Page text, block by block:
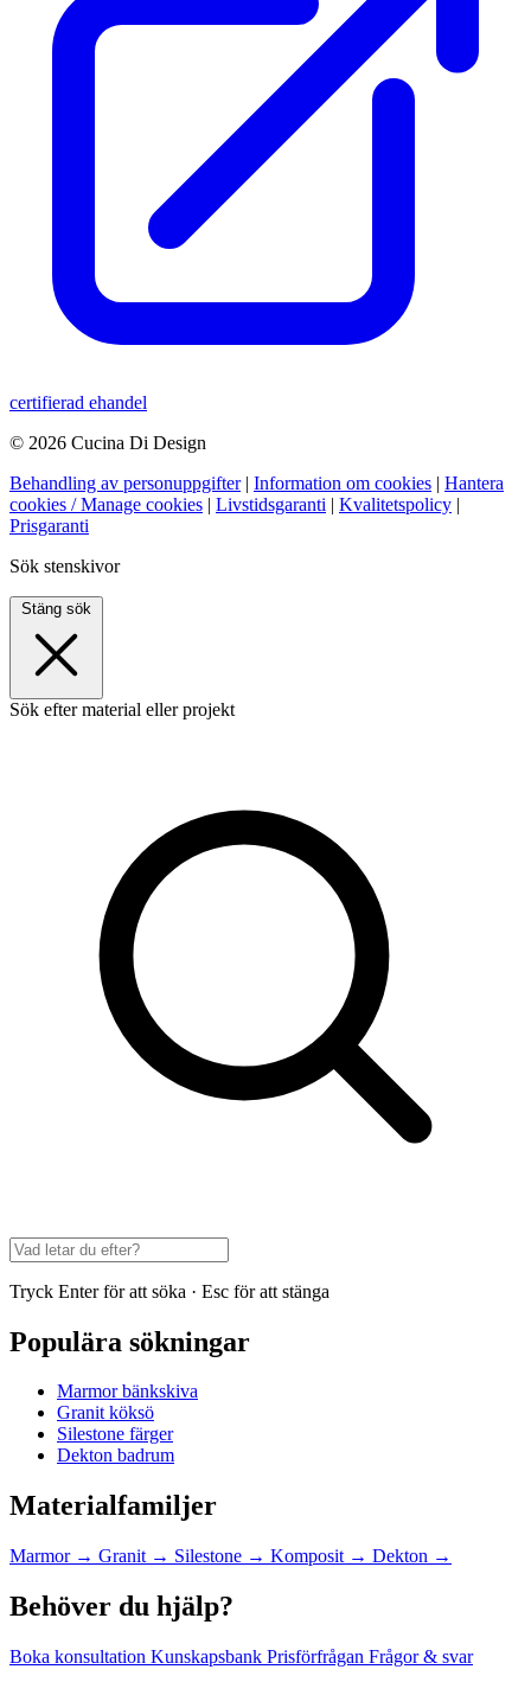
certifierad ehandel
© 2026 Cucina Di Design
Behandling av personuppgifter | Information om cookies | Hantera
cookies / Manage cookies | Livstidsgaranti | Kvalitetspolicy |
Prisgaranti
Sök stenskivor
Stäng sök
Sök efter material eller projekt
Tryck Enter för att söka · Esc för att stänga
Populära sökningar
Marmor bänkskiva
Granit köksö
Silestone färger
Dekton badrum
Materialfamiljer
Marmor → Granit → Silestone → Komposit → Dekton →
Behöver du hjälp?
Boka konsultation Kunskapsbank Prisförfrågan Frågor & svar